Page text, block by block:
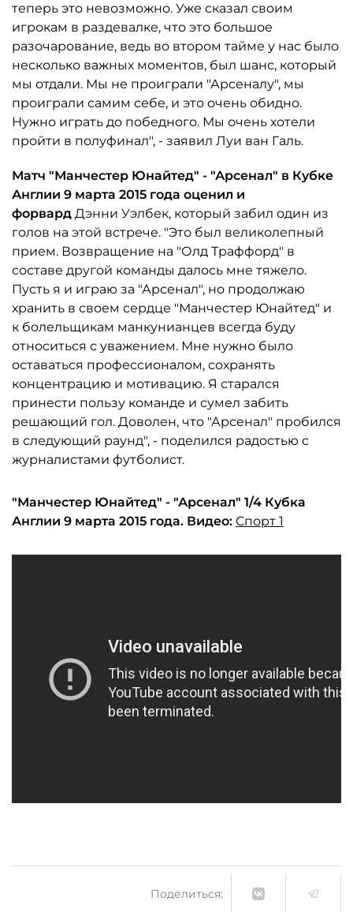
теперь это невозможно. Уже сказал своим
игрокам в раздевалке, что это большое
разочарование, ведь во втором тайме у нас было
несколько важных моментов, был шанс, который
мы отдали. Мы не проиграли "Арсеналу", мы
проиграли самим себе, и это очень обидно.
Нужно играть до победного. Мы очень хотели
пройти в полуфинал", - заявил Луи ван Галь.
Матч "Манчестер Юнайтед" - "Арсенал" в Кубке
Англии 9 марта 2015 года оценил и
форвард Дэнни Уэлбек, который забил один из
голов на этой встрече. "Это был великолепный
прием. Возвращение на "Олд Траффорд" в
составе другой команды далось мне тяжело.
Пусть я и играю за "Арсенал", но продолжаю
хранить в своем сердце "Манчестер Юнайтед" и
к болельщикам манкунианцев всегда буду
относиться с уважением. Мне нужно было
оставаться профессионалом, сохранять
концентрацию и мотивацию. Я старался
принести пользу команде и сумел забить
решающий гол. Доволен, что "Арсенал" пробился
в следующий раунд", - поделился радостью с
журналистами футболист.
"Манчестер Юнайтед" - "Арсенал" 1/4 Кубка
Англии 9 марта 2015 года. Видео: Спорт 1
Поделиться: